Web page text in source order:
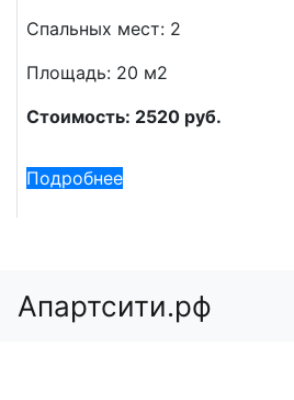
Спальных мест: 2
Площадь: 20 м2
Стоимость: 2520 руб.
Подробнее
Апартсити.рф